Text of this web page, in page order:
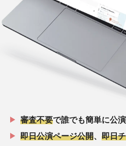
審査不要で誰でも簡単に公
即日公演ページ公開
即日